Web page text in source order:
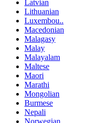
Latvian
Lithuanian
Luxembou..
Macedonian
Malagasy
Malay
Malayalam
Maltese
Maori
Marathi
Mongolian
Burmese
Nepali
Norwegian